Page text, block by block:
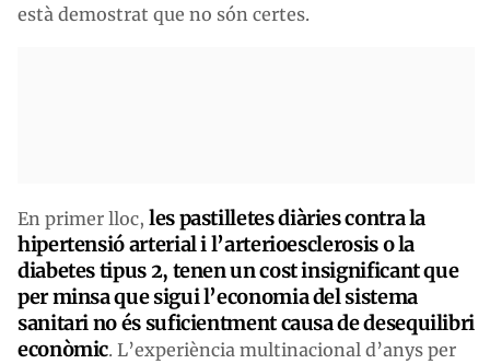
està demostrat que no són certes.
En primer lloc, les pastilletes diàries contra la
hipertensió arterial i l’arterioesclerosis o la
diabetes tipus 2, tenen un cost insignificant que
per minsa que sigui l’economia del sistema
sanitari no és suficientment causa de desequilibri
econòmic. L’experiència multinacional d’anys per